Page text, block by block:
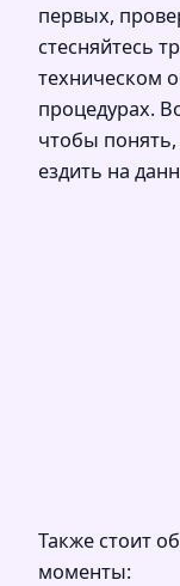
первых,
стесняйтесь
техническом
процедурах.
чтобы
ездить на
Также стоит
моменты: